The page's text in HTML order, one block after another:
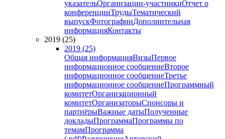
указательОрганизации-участникиОтчет о
конференцииТрудыТематический
выпускФотографииДополнительная
информацияКонтакты
2019 (25)
2019 (25)
Общая информацияВизыПервое
информационное сообщениеВторое
информационное сообщениеТретье
информационное сообщениеПрограммный
комитетОрганизационный
комитетОрганизаторыСпонсоры и
партнёрыВажные датыПолученные
докладыПрограммаПрограммы по
темамПрограмма